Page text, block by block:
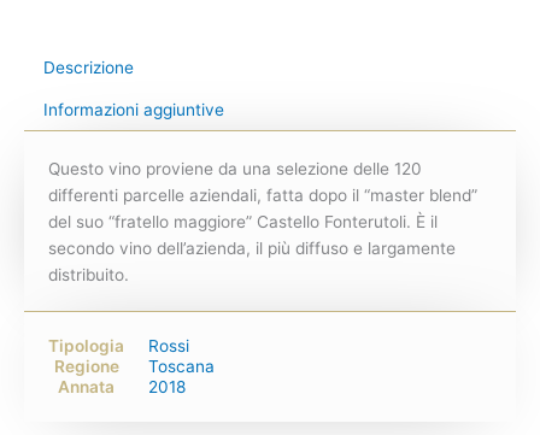
Descrizione
Informazioni aggiuntive
Questo vino proviene da una selezione delle 120
differenti parcelle aziendali, fatta dopo il “master blend”
del suo “fratello maggiore” Castello Fonterutoli. È il
secondo vino dell’azienda, il più diffuso e largamente
distribuito.
Tipologia
Rossi
Regione
Toscana
Annata
2018